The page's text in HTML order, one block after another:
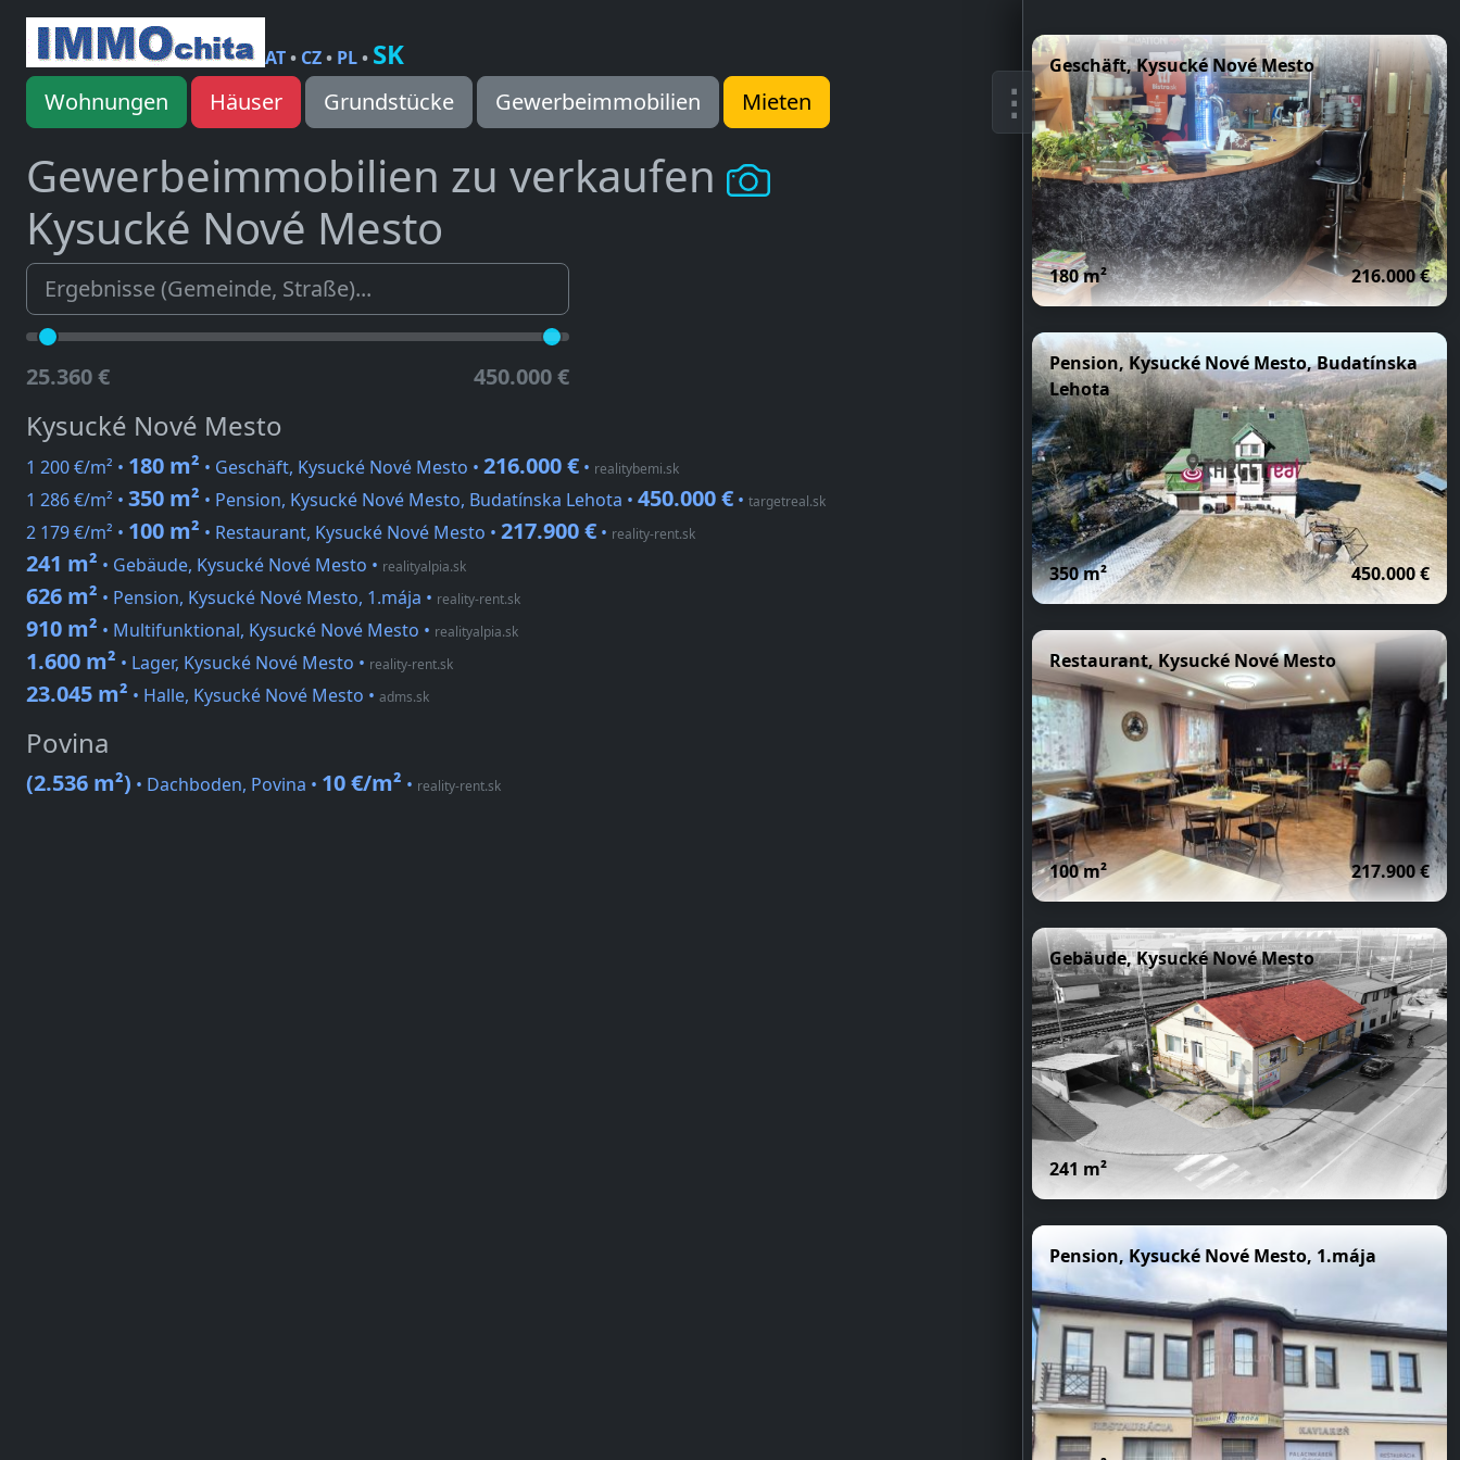
AT• CZ• PL• SK
Wohnungen Häuser Grundstücke Gewerbeimmobilien Mieten
Gewerbeimmobilien zu verkaufen
Kysucké Nové Mesto
25.360 € 450.000 €
Kysucké Nové Mesto
1 200 €/m² • 180 m² • Geschäft, Kysucké Nové Mesto • 216.000 € • realitybemi.sk
1 286 €/m² • 350 m² • Pension, Kysucké Nové Mesto, Budatínska Lehota • 450.000 € • targetreal.sk
2 179 €/m² • 100 m² • Restaurant, Kysucké Nové Mesto • 217.900 € • reality-rent.sk
241 m² • Gebäude, Kysucké Nové Mesto • realityalpia.sk
626 m² • Pension, Kysucké Nové Mesto, 1.mája • reality-rent.sk
910 m² • Multifunktional, Kysucké Nové Mesto • realityalpia.sk
1.600 m² • Lager, Kysucké Nové Mesto • reality-rent.sk
23.045 m² • Halle, Kysucké Nové Mesto • adms.sk
Povina
(2.536 m²) • Dachboden, Povina • 10 €/m² • reality-rent.sk